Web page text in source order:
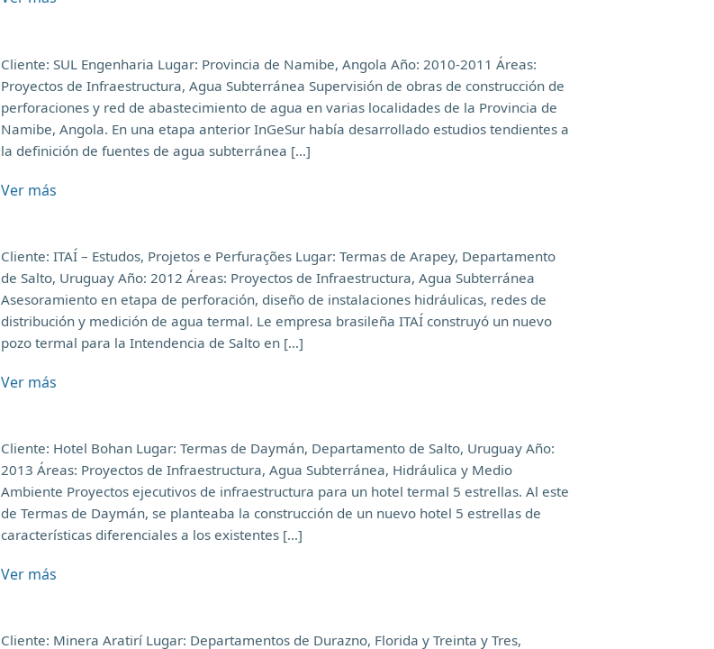
Cliente: SUL Engenharia Lugar: Provincia de Namibe, Angola Año: 2010-2011 Áreas:
Proyectos de Infraestructura, Agua Subterránea Supervisión de obras de construcción de
perforaciones y red de abastecimiento de agua en varias localidades de la Provincia de
Namibe, Angola. En una etapa anterior InGeSur había desarrollado estudios tendientes a
la definición de fuentes de agua subterránea […]
Ver más
Cliente: ITAÍ – Estudos, Projetos e Perfurações Lugar: Termas de Arapey, Departamento
de Salto, Uruguay Año: 2012 Áreas: Proyectos de Infraestructura, Agua Subterránea
Asesoramiento en etapa de perforación, diseño de instalaciones hidráulicas, redes de
distribución y medición de agua termal. Le empresa brasileña ITAÍ construyó un nuevo
pozo termal para la Intendencia de Salto en […]
Ver más
Cliente: Hotel Bohan Lugar: Termas de Daymán, Departamento de Salto, Uruguay Año:
2013 Áreas: Proyectos de Infraestructura, Agua Subterránea, Hidráulica y Medio
Ambiente Proyectos ejecutivos de infraestructura para un hotel termal 5 estrellas. Al este
de Termas de Daymán, se planteaba la construcción de un nuevo hotel 5 estrellas de
características diferenciales a los existentes […]
Ver más
Cliente: Minera Aratirí Lugar: Departamentos de Durazno, Florida y Treinta y Tres,